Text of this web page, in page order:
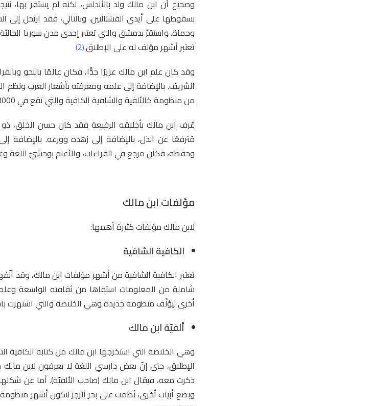
وصحيح أن ابن مالك ولد بالأندلس، لكنه لم يستقر
بسقوطها على أيدي القشتاليين. وبالتالي، فقد ارتحل
وحماة. واستقرّ بدمشق والتي تعتبر إحدى مدن سوريا
تعتبر أشهر مؤلف له على الإطلاق.(2)
وقد كان علم ابن مالك عزيرًا جدًّا، فكان عالمًا بالنحو
الشريف. بالإضافة إلى علمه ومعرفته بأشعار العرب ونظم
من منظومة كالألفية والشافية الكافية والتي تقع في 3000 بيت.
عُرف ابن مالك بأخلاقه الرفيعة فقد كان حسن الخلق، ذو
مُترفعًا عن الذل، بالإضافة إلى زهده وورعه. بالإضافة
وحفظه، فكان مرجع في القراءات، والأعلم بوحشِيّ اللغة
مؤلفات ابن مالك
لابن مالك مؤلفات كثيرة أهمها:
الكافية الشافية
شاملة من المعلومات استقاها من ثقافته الواسعة
أخرى ليؤلِّف منظومة جديدة وهي الخلاصة والتي اشتهرت
ألفيّة ابن مالك
وهي الخلاصة التي استخرجها ابن مالك من كتابه الكافية
الإطلاق، حتى إنّ بعض دارسي اللغة لا يعرفون لابن مالك
ذكرت معه، فيقال ابن مالك (صاحب الألفيّة). أما عن
وبضع أبيات أخرى، نُظمت على بحر الرجز لتكون أشهر